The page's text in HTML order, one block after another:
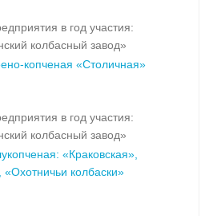
в год участия:
колбасный завод»
копченая «Столичная»
в год участия:
колбасный завод»
«Краковская»,
колбаски»